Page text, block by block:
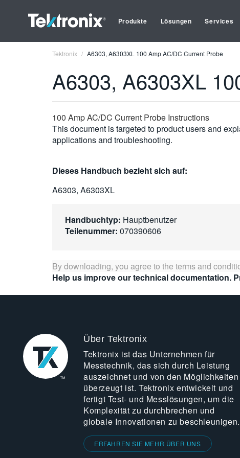
Produkte Lösungen Services
Tektronix A6303, A6303XL 100 Amp AC/DC Current Probe
A6303, A6303XL
100 Amp AC/DC Current Probe Instructions
This document is targeted to product users and
applications and troubleshooting.
Dieses Handbuch bezieht sich auf:
A6303, A6303XL
Handbuchtyp: Hauptbenutzer
Teilenummer: 070390606
By downloading, you agree to the terms and
Help us improve our technical documentation.
Über Tektronix
Tektronix ist das Unternehmen für
Messtechnik, das sich durch Leistung
auszeichnet und von den Möglichkeiten
überzeugt ist. Tektronix entwickelt und
fertigt Test- und Messlösungen, um die
Komplexität zu durchbrechen und
globale Innovationen zu beschleunigen.
ERFAHREN SIE MEHR ÜBER UNS